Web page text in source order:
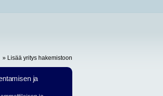
» Lisää yritys hakemistoon
ja